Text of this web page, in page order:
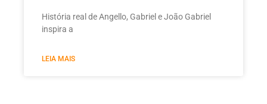
História real de Angello, Gabriel e João Gabriel
inspira a
LEIA MAIS